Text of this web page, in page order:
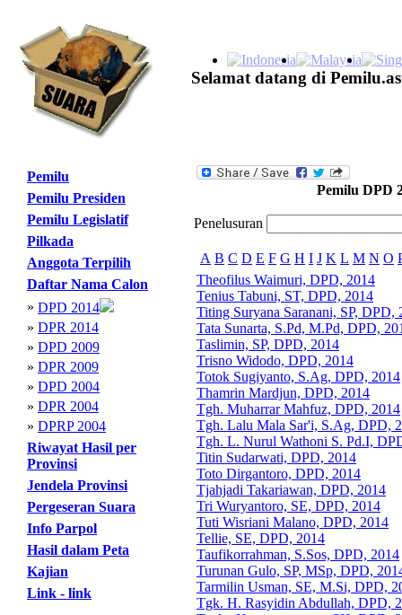
Selamat datang di
Pemilu
Pemilu Presiden
Pemilu Legislatif
Pilkada
Anggota Terpilih
Daftar Nama Calon
» DPD 2014
» DPR 2014
» DPD 2009
» DPR 2009
» DPD 2004
» DPR 2004
» DPRP 2004
Riwayat Hasil per
Provinsi
Jendela Provinsi
Pergeseran Suara
Info Parpol
Hasil dalam Peta
Kajian
Link - link
Pemilu DPD
Penelusuran
A B C D E F G H I J K L M N O
Theofilus Waimuri, DPD, 2014
Tenius Tabuni, ST, DPD, 2014
Titing Suryana Saranani, SP, DPD,
Tata Sunarta, S.Pd, M.Pd, DPD,
Taslimin, SP, DPD, 2014
Trisno Widodo, DPD, 2014
Totok Sugiyanto, S.Ag, DPD, 2014
Thamrin Mardjun, DPD, 2014
Tgh. Muharrar Mahfuz, DPD, 2014
Tgh. Lalu Mala Sar'i, S.Ag, DPD,
Tgh. L. Nurul Wathoni S. Pd.I,
Titin Sudarwati, DPD, 2014
Toto Dirgantoro, DPD, 2014
Tjahjadi Takariawan, DPD, 2014
Tri Wuryantoro, SE, DPD, 2014
Tuti Wisriani Malano, DPD, 2014
Tellie, SE, DPD, 2014
Taufikorrahman, S.Sos, DPD, 2014
Turunan Gulo, SP, MSp, DPD,
Tarmilin Usman, SE, M.Si, DPD,
Tgk. H. Rasyidin Abdullah, DPD,